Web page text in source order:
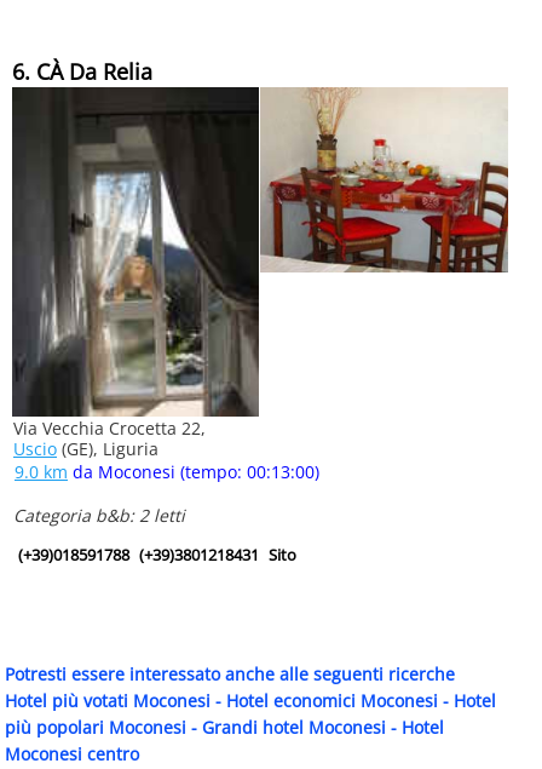
6. CÀ Da Relia
Via Vecchia Crocetta 22,
Uscio (GE), Liguria
9.0 km da Moconesi (tempo: 00:13:00)
Categoria b&b: 2 letti
(+39)018591788 (+39)3801218431 Sito
Potresti essere interessato anche alle seguenti ricerche
Hotel più votati Moconesi - Hotel economici Moconesi - Hotel
più popolari Moconesi - Grandi hotel Moconesi - Hotel
Moconesi centro